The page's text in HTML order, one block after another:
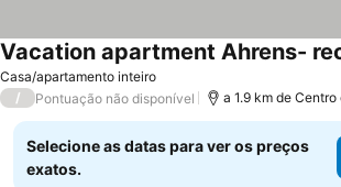
Casa/apartamento inteiro
/ Pontuação não disponível a 1.9 km de
Selecione as datas para ver os preços
exatos.